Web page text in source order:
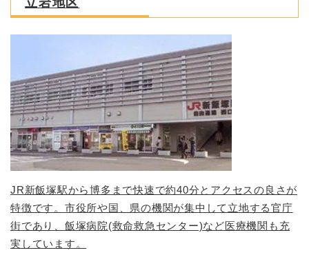
JR新飯塚駅から博多まで快速で約40分とアクセスの良さが
特徴です。市役所や国、県の機関が集中して立地する官庁
街であり、飯塚病院(救命救急センター)など医療機関も充
実しています。